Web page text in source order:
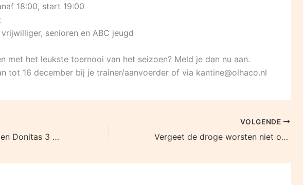
18:00, start 19:00
vrijwilliger, senioren en ABC jeugd
met het leukste toernooi van het seizoen? Meld je dan nu aan.
tot 16 december bij je trainer/aanvoerder of via kantine@olhaco.nl
Dames Olhaco geven Donitas 3 goed partij
VOLGENDE
Vergeet de droge worsten niet op te halen!